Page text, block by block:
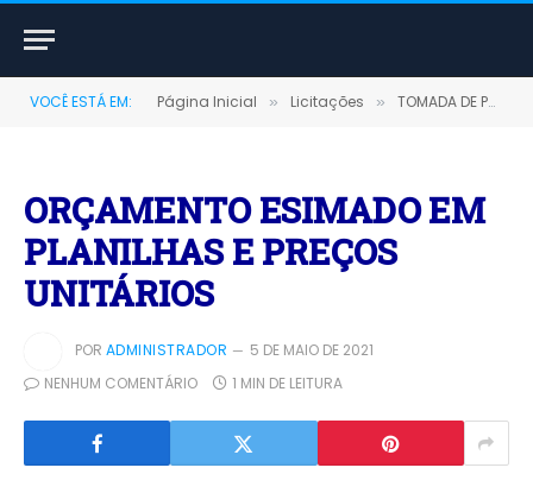
VOCÊ ESTÁ EM: Página Inicial » Licitações » TOMADA DE PREÇOS Nº 00006/2020 (CONTRATAÇÃO DE EMPRESA PARA IMPLANTAÇÃO DA REDE DO SISTEMA DE ABASTECIMENTO DE ÁGUA DO BAIRRO DA CONQUISTA)
ORÇAMENTO ESIMADO EM
PLANILHAS E PREÇOS
UNITÁRIOS
POR ADMINISTRADOR
5 DE MAIO DE 2021
NENHUM COMENTÁRIO
1 MIN DE LEITURA